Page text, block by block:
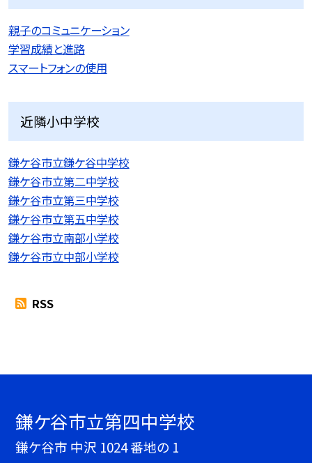
親子のコミュニケーション
学習成績と進路
スマートフォンの使用
近隣小中学校
鎌ケ谷市立鎌ケ谷中学校
鎌ケ谷市立第二中学校
鎌ケ谷市立第三中学校
鎌ケ谷市立第五中学校
鎌ケ谷市立南部小学校
鎌ケ谷市立中部小学校
RSS
鎌ケ谷市立第四中学校
鎌ケ谷市 中沢 1024 番地の 1